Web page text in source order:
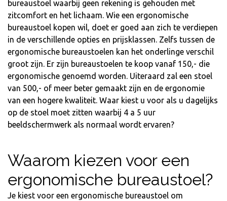
bureaustoel waarbij geen rekening is gehouden met
zitcomfort en het lichaam. Wie een ergonomische
bureaustoel kopen wil, doet er goed aan zich te verdiepen
in de verschillende opties en prijsklassen. Zelfs tussen de
ergonomische bureaustoelen kan het onderlinge verschil
groot zijn. Er zijn bureaustoelen te koop vanaf 150,- die
ergonomische genoemd worden. Uiteraard zal een stoel
van 500,- of meer beter gemaakt zijn en de ergonomie
van een hogere kwaliteit. Waar kiest u voor als u dagelijks
op de stoel moet zitten waarbij 4 a 5 uur
beeldschermwerk als normaal wordt ervaren?
Waarom kiezen voor een
ergonomische bureaustoel?
Je kiest voor een ergonomische bureaustoel om